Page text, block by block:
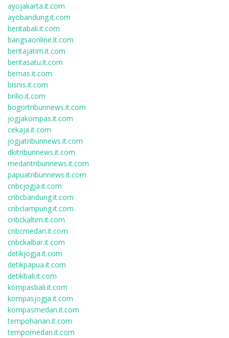
ayojakarta.it.com
ayobandung.it.com
beritabali.it.com
bangsaonline.it.com
beritajatim.it.com
beritasatu.it.com
bernas.it.com
bisnis.it.com
brilio.it.com
bogortribunnews.it.com
jogjakompas.it.com
cekaja.it.com
jogjatribunnews.it.com
dkitribunnews.it.com
medantribunnews.it.com
papuatribunnews.it.com
cnbcjogja.it.com
cnbcbandung.it.com
cnbclampung.it.com
cnbckaltim.it.com
cnbcmedan.it.com
cnbckalbar.it.com
detikjogja.it.com
detikpapua.it.com
detikbali.it.com
kompasbali.it.com
kompasjogja.it.com
kompasmedan.it.com
tempoharian.it.com
tempomedan.it.com